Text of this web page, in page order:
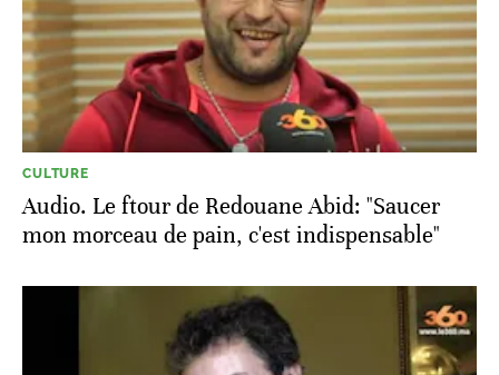
CULTURE
Audio. Le ftour de Redouane Abid: "Saucer
mon morceau de pain, c'est indispensable"